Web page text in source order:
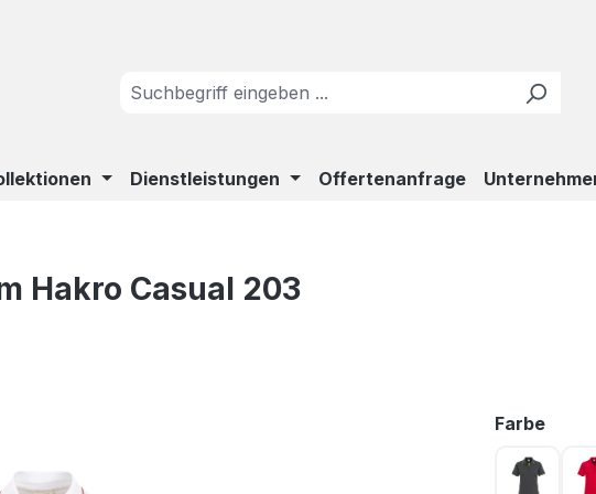
Dienstleistungen Offertenanfrage
Hakro Casual 203
Farbe